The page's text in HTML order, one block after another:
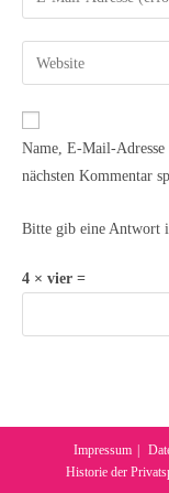
Name, E-Mail-
nächsten Kommentar
Bitte gib eine Antwort
4 × vier =
Impressum
Historie der